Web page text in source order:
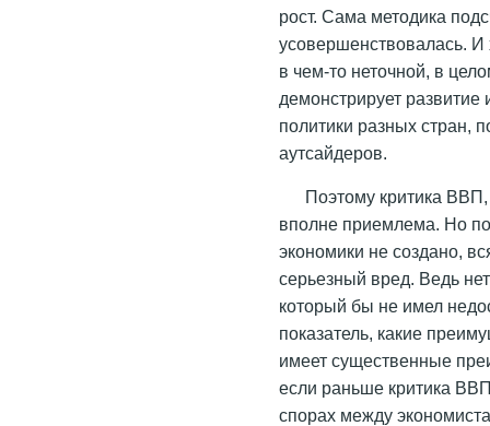
рост. Сама методика
усовершенствовалась. И
в чем-то неточной, в
демонстрирует
политики разных стран,
аутсайдеров.
Поэтому критика
вполне приемлема. Но
экономики не создано,
серьезный вред. Ведь
который бы не имел
показатель, какие
имеет существенные
если раньше критика
спорах между